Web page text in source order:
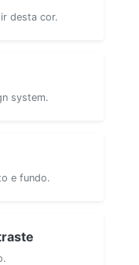
desta cor.
system.
e fundo.